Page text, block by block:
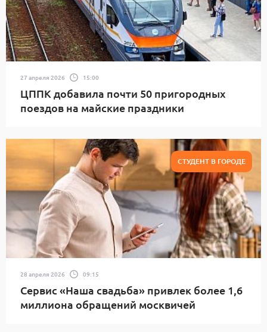
27 апреля 2026 15:00
ЦППК добавила почти 50 пригородных
поездов на майские праздники
СТУДЕНТ В ГОРОДЕ
28 апреля 2026 09:15
Сервис «Наша свадьба» привлек более 1,6
миллиона обращений москвичей